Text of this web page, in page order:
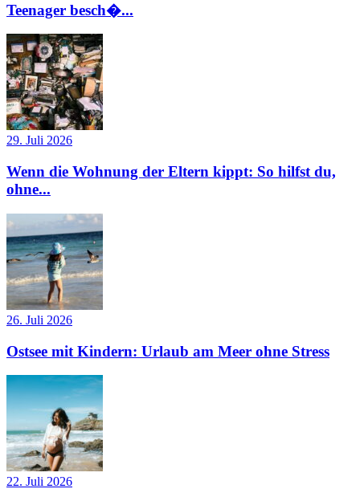
Teenager besch�...
29. Juli 2026
Wenn die Wohnung der Eltern kippt: So hilfst du,
ohne...
26. Juli 2026
Ostsee mit Kindern: Urlaub am Meer ohne Stress
22. Juli 2026